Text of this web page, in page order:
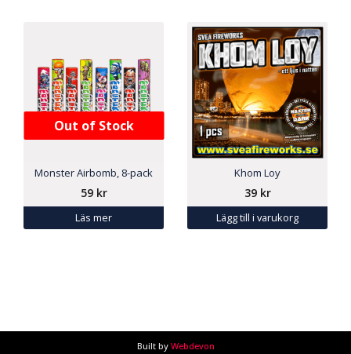
Out of Stock
Monster Airbomb, 8-pack
59 kr
Läs mer
Khom Loy
39 kr
Lägg till i varukorg
Built by Webdevon